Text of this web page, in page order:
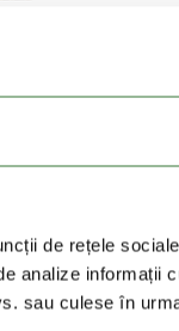
de rețele
analize informații
sau culese în